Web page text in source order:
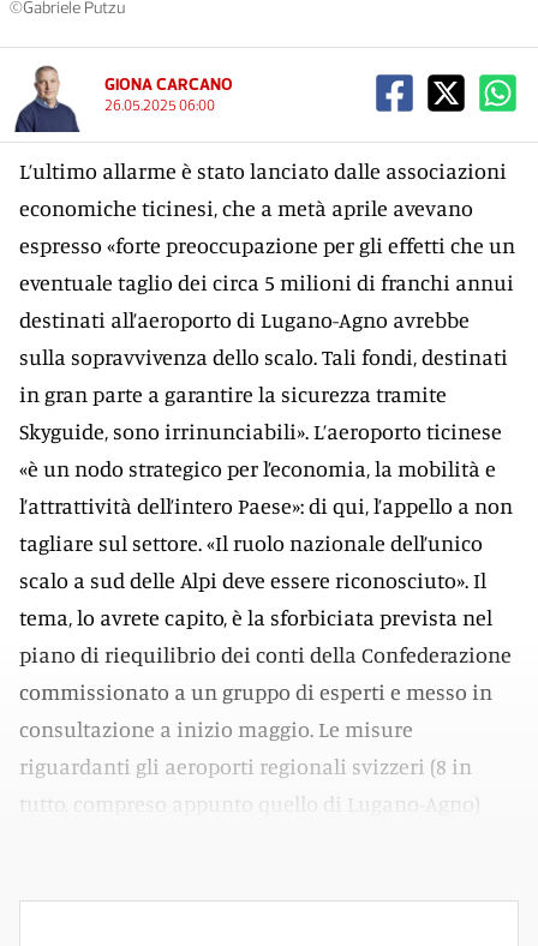
©Gabriele Putzu
GIONA CARCANO
26.05.2025 06:00
L’ultimo allarme è stato lanciato dalle associazioni
economiche ticinesi, che a metà aprile avevano
espresso «forte preoccupazione per gli effetti che un
eventuale taglio dei circa 5 milioni di franchi annui
destinati all’aeroporto di Lugano-Agno avrebbe
sulla sopravvivenza dello scalo. Tali fondi, destinati
in gran parte a garantire la sicurezza tramite
Skyguide, sono irrinunciabili». L’aeroporto ticinese
«è un nodo strategico per l’economia, la mobilità e
l’attrattività dell’intero Paese»: di qui, l’appello a non
tagliare sul settore. «Il ruolo nazionale dell’unico
scalo a sud delle Alpi deve essere riconosciuto». Il
tema, lo avrete capito, è la sforbiciata prevista nel
piano di riequilibrio dei conti della Confederazione
commissionato a un gruppo di esperti e messo in
consultazione a inizio maggio. Le misure
riguardanti gli aeroporti regionali svizzeri (8 in
tutto, compreso appunto quello di Lugano-Agno)